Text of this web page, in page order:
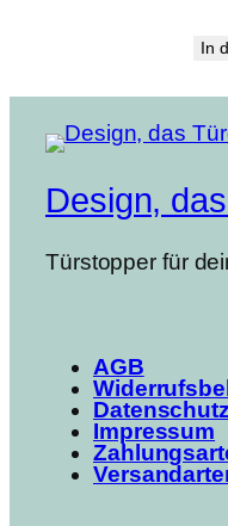
In
Design,
Türstopper für
AGB
Impressum